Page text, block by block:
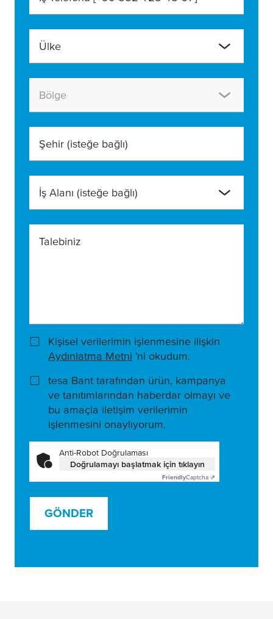
Ülke
Bölge
Şehir (isteğe bağlı)
İş Alanı (isteğe bağlı)
Talebiniz
Kişisel verilerimin işlenmesine ilişkin
Aydınlatma Metni ’ni okudum.
tesa Bant tarafından ürün, kampanya
ve tanıtımlarından haberdar olmayı ve
bu amaçla iletişim verilerimin
işlenmesini onaylıyorum.
Anti-Robot Doğrulaması
Doğrulamayı başlatmak için tıklayın
FriendlyCaptcha ⇗
GÖNDER